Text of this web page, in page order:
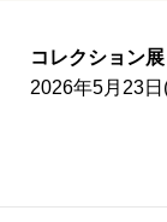
コレクション
2026年5月23